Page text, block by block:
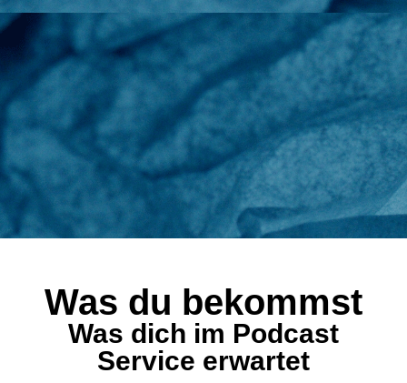
Was du bekommst
Was dich im Podcast
Service erwartet